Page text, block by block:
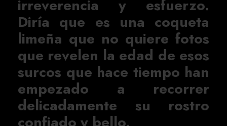
irreverencia y esfuerzo.
Diría que es una coqueta
limeña que no quiere fotos
que revelen la edad de esos
surcos que hace tiempo han
empezado a recorrer
delicadamente su rostro